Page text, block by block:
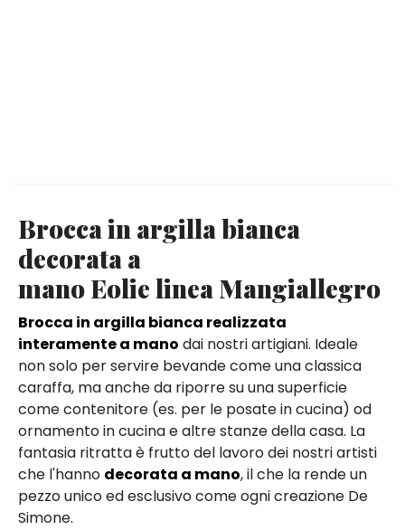
Brocca in argilla bianca
decorata a
mano Eolie linea Mangiallegro
Brocca in argilla bianca realizzata
interamente a mano dai nostri artigiani. Ideale
non solo per servire bevande come una classica
caraffa, ma anche da riporre su una superficie
come contenitore (es. per le posate in cucina) od
ornamento in cucina e altre stanze della casa. La
fantasia ritratta è frutto del lavoro dei nostri artisti
che l'hanno decorata a mano, il che la rende un
pezzo unico ed esclusivo come ogni creazione De
Simone.